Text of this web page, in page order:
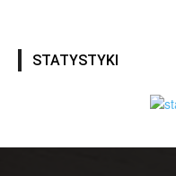
STATYSTYKI